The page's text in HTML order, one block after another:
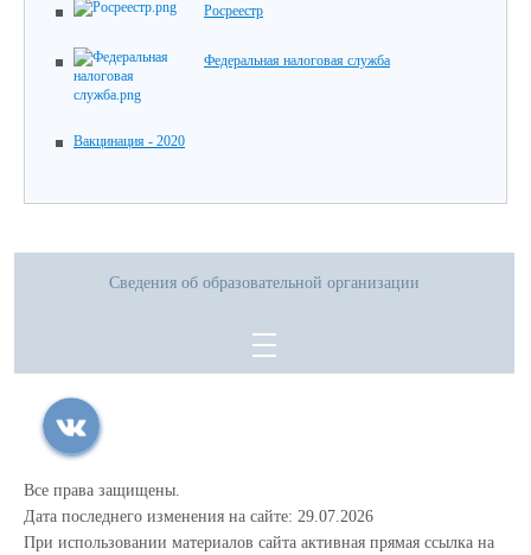
Росреестр
Федеральная налоговая служба
Вакцинация - 2020
Сведения об образовательной организации
Все права защищены.
Дата последнего изменения на сайте: 29.07.2026
При использовании материалов сайта активная прямая ссылка на